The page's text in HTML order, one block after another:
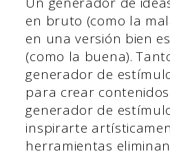
en bruto (como la
en una versión bien
(como la buena).
generador de
para crear
generador de
inspirarte
herramientas